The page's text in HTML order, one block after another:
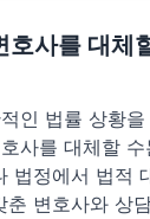
사를 대체
인 법률 상황
사를 대체할 수
법정에서 법적
춘 변호사와 상